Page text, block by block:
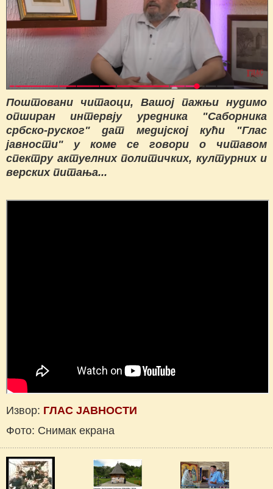
Поштовани читаоци, Вашој пажњи нудимо
опширан интервју уредника "Саборника
србско-руског" дат медијској кући "Глас
јавности" у коме се говори о читавом
спектру актуелних политичких, културних и
верских питања...
Извор: ГЛАС ЈАВНОСТИ
Фото: Снимак екрана